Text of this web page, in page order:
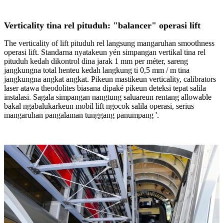
Verticality tina rel pituduh: "balancer" operasi lift
The verticality of lift pituduh rel langsung mangaruhan smoothness
operasi lift. Standarna nyatakeun yén simpangan vertikal tina rel
pituduh kedah dikontrol dina jarak 1 mm per méter, sareng
jangkungna total henteu kedah langkung ti 0,5 mm / m tina
jangkungna angkat angkat. Pikeun mastikeun verticality, calibrators
laser atawa theodolites biasana dipaké pikeun deteksi tepat salila
instalasi. Sagala simpangan nangtung saluareun rentang allowable
bakal ngabalukarkeun mobil lift ngocok salila operasi, serius
mangaruhan pangalaman tunggang panumpang '.